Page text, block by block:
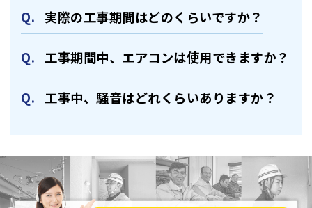
実際の⼯事期間はどのくらいですか？
⼯事期間中、エアコンは使⽤できますか？
⼯事中、騒⾳はどれくらいありますか？